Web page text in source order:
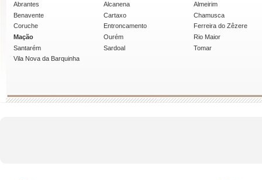
Abrantes Alcanena
Almeirim
Benavente
Cartaxo
Chamusca
Coruche
Entroncamento
Ferreira do Zêzere
Mação
Ourém
Rio Maior
Santarém
Sardoal
Tomar
Vila Nova da Barquinha